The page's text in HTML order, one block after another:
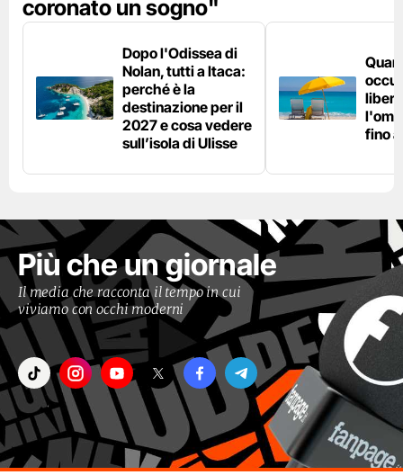
coronato un sogno"
Dopo l'Odissea di
Nolan, tutti a Itaca:
perché è la
destinazione per il
2027 e cosa vedere
sull’isola di Ulisse
fino
Più che un giornale
Il media che racconta il tempo in cui
viviamo con occhi moderni